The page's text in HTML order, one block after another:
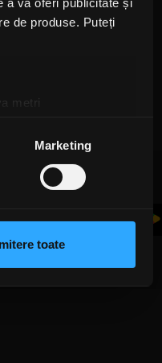
de produse. Puteți
metri
secțiunea cu detalii
cu privire la modul în
folosirii serviciilor
Marketing
toate